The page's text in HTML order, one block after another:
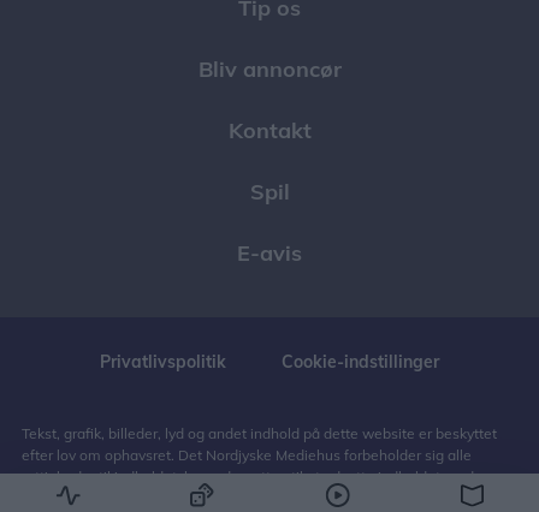
Tip os
Bliv annoncør
Kontakt
Spil
E-avis
Privatlivspolitik Cookie-indstillinger
Tekst, grafik, billeder, lyd og andet indhold på dette website er beskyttet
efter lov om ophavsret. Det Nordjyske Mediehus forbeholder sig alle
rettigheder til indholdet, herunder retten til at udnytte indholdet med
henblik på tekst- og datamining, jf. ophavsretslovens § 11 b og DSM-